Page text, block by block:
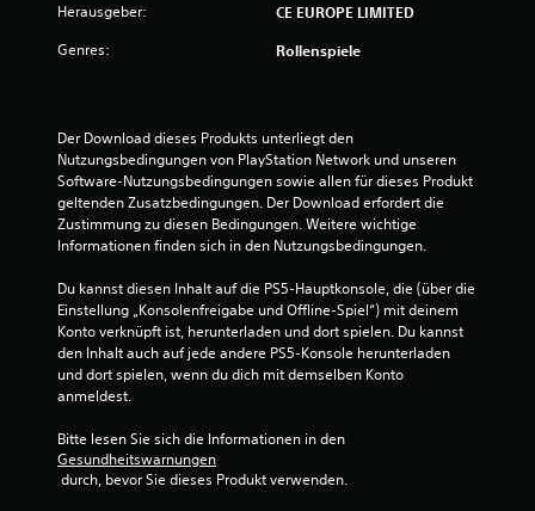
5
v
n
5
Herausgeber: CE EUROPE LIMITED
Genres: Rollenspiele
Der Download dieses Produkts unterliegt den
Nutzungsbedingungen von PlayStation Network und unseren
Software-Nutzungsbedingungen sowie allen für dieses Produkt
geltenden Zusatzbedingungen. Der Download erfordert die
Zustimmung zu diesen Bedingungen. Weitere wichtige
Informationen finden sich in den Nutzungsbedingungen.
Du kannst diesen Inhalt auf die PS5-Hauptkonsole, die (über die
Einstellung „Konsolenfreigabe und Offline-Spiel“) mit deinem
Konto verknüpft ist, herunterladen und dort spielen. Du kannst
den Inhalt auch auf jede andere PS5-Konsole herunterladen
und dort spielen, wenn du dich mit demselben Konto
anmeldest.
Bitte lesen Sie sich die Informationen in den
Gesundheitswarnungen
durch, bevor Sie dieses Produkt verwenden.